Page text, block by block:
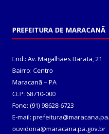
PREFEITURA DE MARACANÃ
End.: Av. Magalhães Barata, 21
Bairro: Centro
Maracanã – PA
CEP: 68710-000
Fone: (91) 98628-6723
E-mail:
ouvidoria@maracana.pa.gov.br